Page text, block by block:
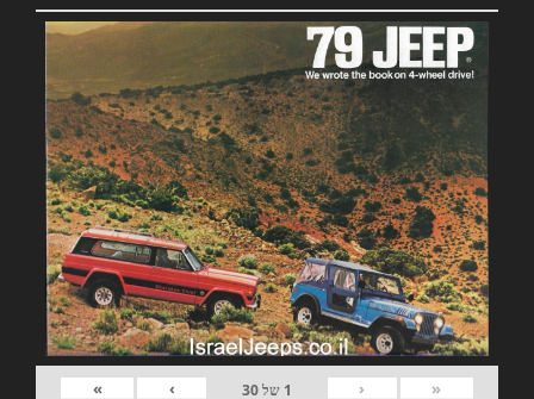
«
‹
1 של30
›
»